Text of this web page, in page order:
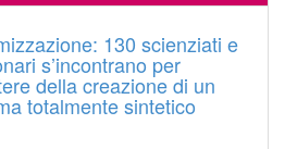
130 scienziati e
s’incontrano per
della creazione di un
totalmente sintetico